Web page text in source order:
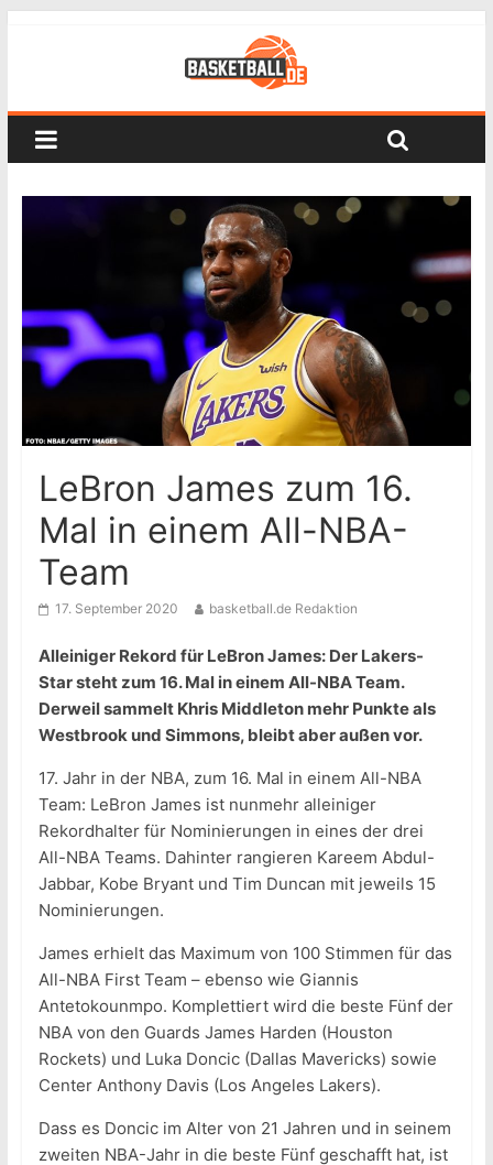
LeBron James zum 16.
Mal in einem All-NBA-
Team
17. September 2020 basketball.de Redaktion
Alleiniger Rekord für LeBron James: Der Lakers-
Star steht zum 16. Mal in einem All-NBA Team.
Derweil sammelt Khris Middleton mehr Punkte als
Westbrook und Simmons, bleibt aber außen vor.
17. Jahr in der NBA, zum 16. Mal in einem All-NBA
Team: LeBron James ist nunmehr alleiniger
Rekordhalter für Nominierungen in eines der drei
All-NBA Teams. Dahinter rangieren Kareem Abdul-
Jabbar, Kobe Bryant und Tim Duncan mit jeweils 15
Nominierungen.
James erhielt das Maximum von 100 Stimmen für das
All-NBA First Team – ebenso wie Giannis
Antetokounmpo. Komplettiert wird die beste Fünf der
NBA von den Guards James Harden (Houston
Rockets) und Luka Doncic (Dallas Mavericks) sowie
Center Anthony Davis (Los Angeles Lakers).
Dass es Doncic im Alter von 21 Jahren und in seinem
zweiten NBA-Jahr in die beste Fünf geschafft hat, ist